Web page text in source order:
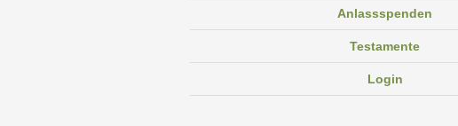
Anlassspenden
Testamente
Login